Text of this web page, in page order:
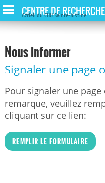
CENTRE DE RECHERCHE
Azrieli du CHU Sainte-Justine
Nous informer
Signaler une page
Pour signaler une
remarque, veuillez
cliquant sur ce lien:
REMPLIR LE FORMULAIRE